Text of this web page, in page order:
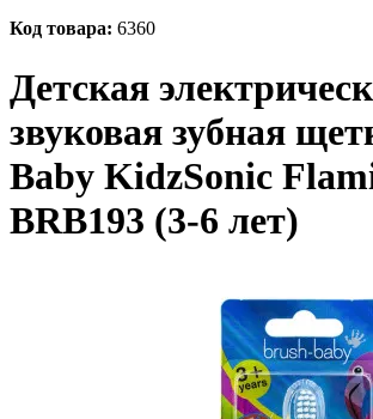
Код товара: 6360
Детская
звуковая зубная
Baby KidzSonic
BRB193 (3-6 лет)